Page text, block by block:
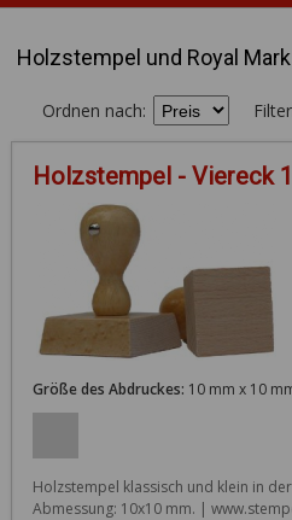
Holzstempel und Royal Mark
Ordnen nach:
Holzstempel - Viereck
Größe des Abdruckes: 10 mm x 10
Holzstempel klassisch und klein in
Abmessung: 10x10 mm. |